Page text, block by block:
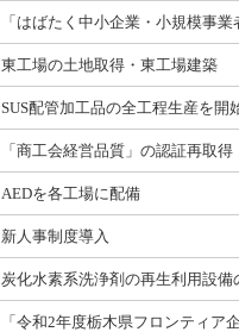
「はばたく中小企業・小規模事
東工場の土地取得・東工場建築
SUS配管加工品の全工程生産を
「商工会経営品質」の認証再取得
AEDを各工場に配備
新人事制度導入
炭化水素系洗浄剤の再生利用設備
「令和2年度栃木県フロンティア